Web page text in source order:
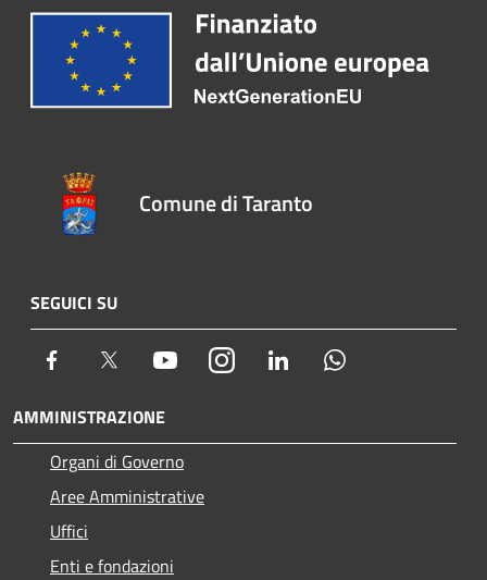
Comune di Taranto
SEGUICI SU
Facebook Twitter YoutubeInstagram LinkedIn
AMMINISTRAZIONE
Organi di Governo
Aree Amministrative
Uffici
Enti e fondazioni